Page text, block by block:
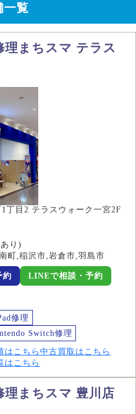
一覧
理まちスマ テラス
丁目2 テラスウォーク一宮2F
り)
町,稲沢市,岩倉市,羽島市
約 LINEで相談・予約
修理
Switch修理
はこちら 中古買取はこちら
はこちら
理まちスマ 豊川店